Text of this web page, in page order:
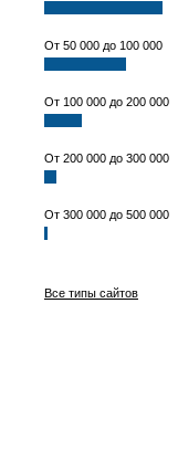
От 50 000 до 100 000
От 100 000 до 200 000
От 200 000 до 300 000
От 300 000 до 500 000
Все типы сайтов